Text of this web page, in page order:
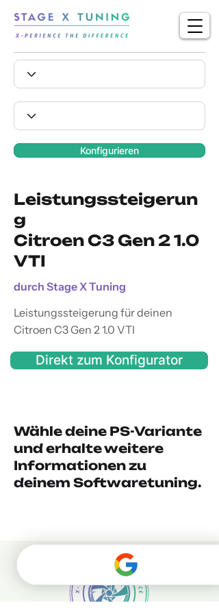
Konfigurieren
Leistungssteigerun
g
Citroen C3 Gen 2 1.0
VTI
durch Stage X Tuning
Leistungssteigerung für deinen
Citroen C3 Gen 2 1.0 VTI
Direkt zum Konfigurator
Wähle deine PS-Variante
und erhalte weitere
Informationen zu
deinem Softwaretuning.